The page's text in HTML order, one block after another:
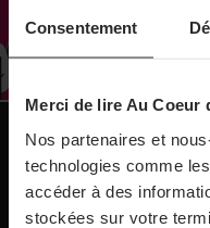
Consentement
Merci de lire Au Coeur
Nos partenaires et
technologies comme
accéder à des
stockées sur votre
maison
Vins fins : la NOS